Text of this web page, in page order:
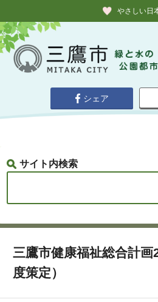
やさしい日
シェア
サイト内検索
三鷹市健康福祉総合計
度策定）